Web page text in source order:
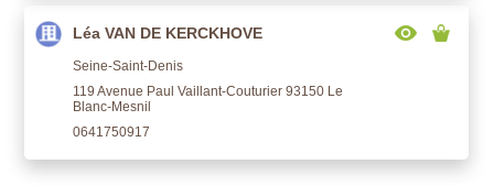
Léa VAN DE KERCKHOVE
Seine-Saint-Denis
119 Avenue Paul Vaillant-Couturier 93150 Le
Blanc-Mesnil
0641750917